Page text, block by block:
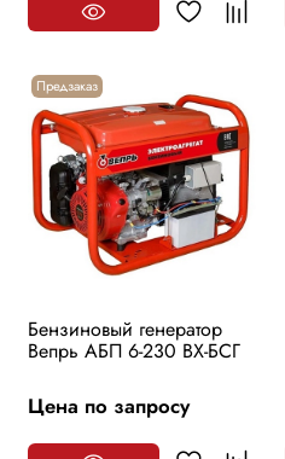
Предзаказ
Бензиновый генератор
Вепрь АБП 6-230 ВХ-БСГ
Цена по запросу